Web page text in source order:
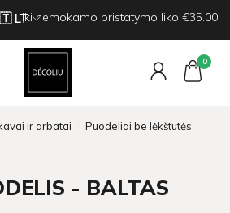
Iki nemokamo pristatymo liko €35.00
0
ir arbatai
Puodeliai be lėkštutės
- BALTAS